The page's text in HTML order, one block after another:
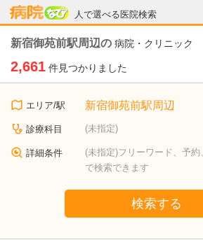
人で選べる医院検索
病院なび
新宿御苑前駅周辺の 病院・クリニック
2,661 件見つかりました
エリア/駅 新宿御苑前駅周辺
診療科目 (未指定)
詳細条件
(未指定)フリーワード、予
で検索できます
検索する